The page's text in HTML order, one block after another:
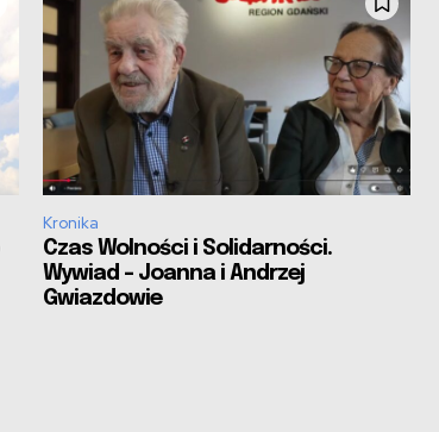
Kronika
Czas Wolności i Solidarności.
Wywiad – Joanna i Andrzej
Gwiazdowie